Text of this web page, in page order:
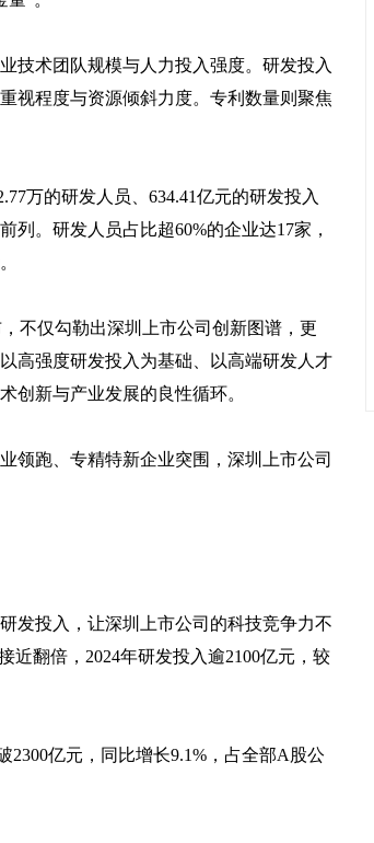
技术团队规模与人力投入强度。研发投入
视程度与资源倾斜力度。专利数量则聚焦
万的研发人员、634.41亿元的研发投入
。研发人员占比超60%的企业达17家，
不仅勾勒出深圳上市公司创新图谱，更
高强度研发投入为基础、以高端研发人才
创新与产业发展的良性循环。
领跑、专精特新企业突围，深圳上市公司
发投入，让深圳上市公司的科技竞争力不
近翻倍，2024年研发投入逾2100亿元，较
亿元，同比增长9.1%，占全部A股公